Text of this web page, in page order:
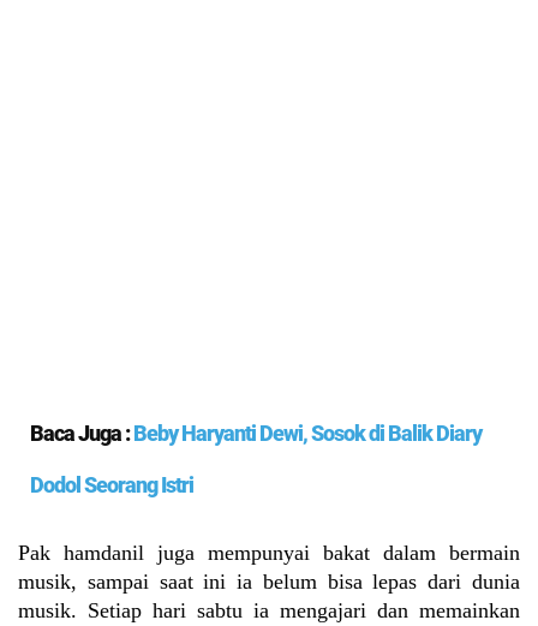
Baca Juga :Beby Haryanti Dewi, Sosok di Balik Diary
Dodol Seorang Istri
Pak hamdanil juga mempunyai bakat dalam bermain
musik, sampai saat ini ia belum bisa lepas dari dunia
musik. Setiap hari sabtu ia mengajari dan memainkan